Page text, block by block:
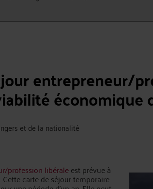
entrepreneur/
économique
et de la nationalité
profession libéraleest prévue à
Cette carte de séjour temporaire